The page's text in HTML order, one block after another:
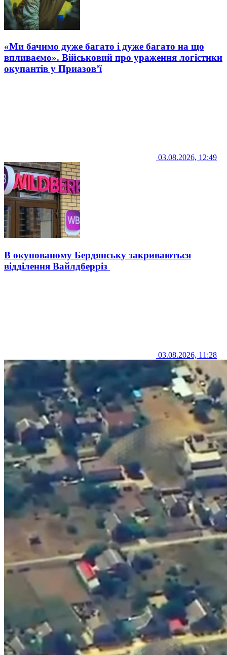
«Ми бачимо дуже багато і дуже багато на що
впливаємо». Військовий про ураження логістики
окупантів у Приазов’ї
03.08.2026, 12:49
В окупованому Бердянську закриваються
відділення Вайлдберріз
03.08.2026, 11:28